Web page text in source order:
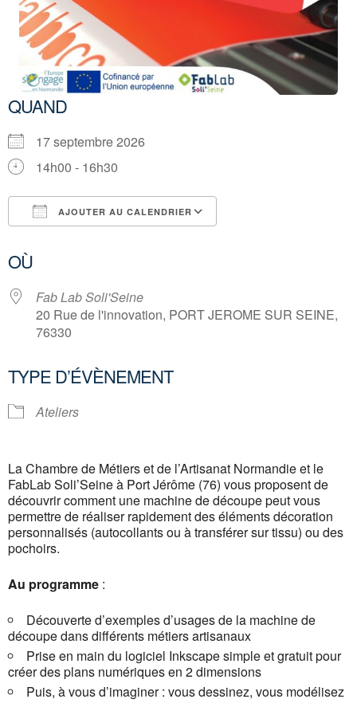
QUAND
17 septembre 2026
14h00 - 16h30
AJOUTER AU CALENDRIER
OÙ
Fab Lab Soli'Seine
20 Rue de l'innovation, PORT JEROME SUR SEINE,
76330
TYPE D’ÉVÈNEMENT
Ateliers
La Chambre de Métiers et de l’Artisanat Normandie et le
FabLab Soli’Seine à Port Jérôme (76) vous proposent de
découvrir comment une machine de découpe peut vous
permettre de réaliser rapidement des éléments décoration
personnalisés (autocollants ou à transférer sur tissu) ou des
pochoirs.
Au programme :
Découverte d’exemples d’usages de la machine de
découpe dans différents métiers artisanaux
Prise en main du logiciel Inkscape simple et gratuit pour
créer des plans numériques en 2 dimensions
Puis, à vous d’imaginer : vous dessinez, vous modélisez